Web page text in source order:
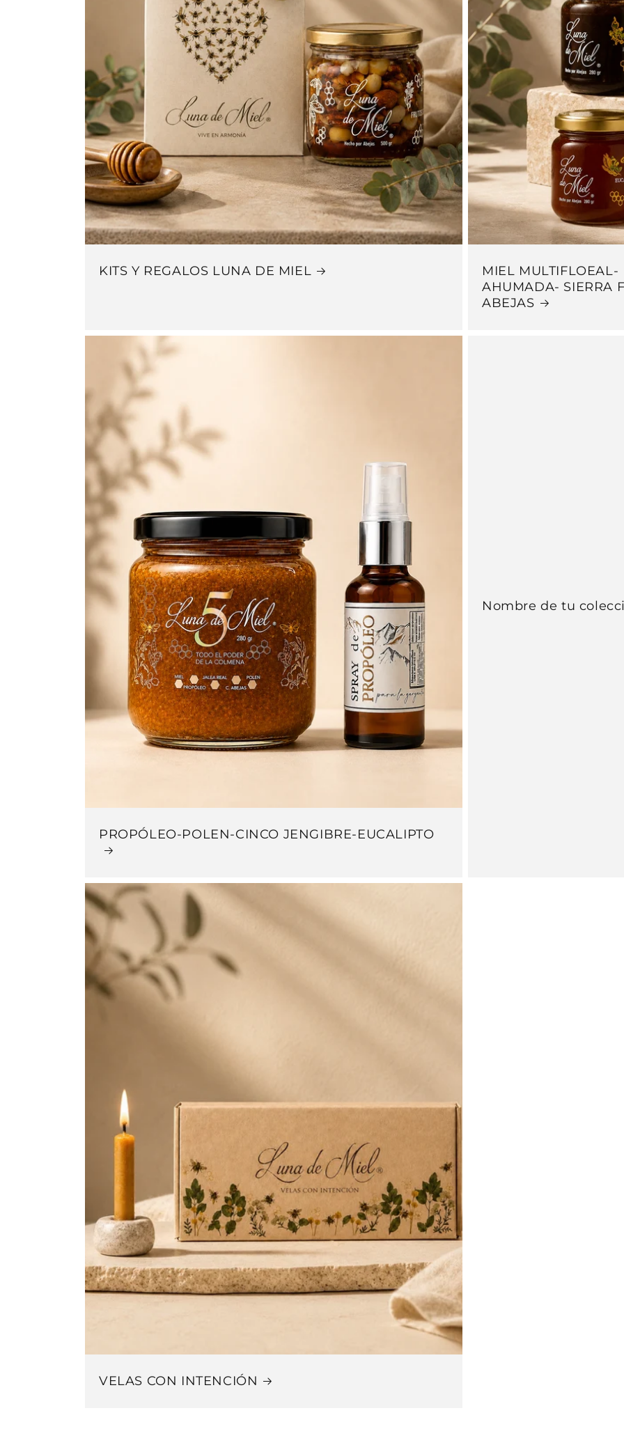
KITS Y REGALOS LUNA DE MIEL
MIEL MULTIFLOEAL-
AHUMADA- SIERRA
ABEJAS
PROPÓLEO-POLEN-CINCO JENGIBRE-EUCALIPTO
Nombre de tu
VELAS CON INTENCIÓN
Se requiere iniciar sesión
Inicie sesión en su cuenta para agregar productos a
su lista de deseos y ver los artículos guardados
anteriormente.